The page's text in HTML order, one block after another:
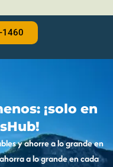
1460
¡solo en
y ahorre a lo grande en
a lo grande en cada